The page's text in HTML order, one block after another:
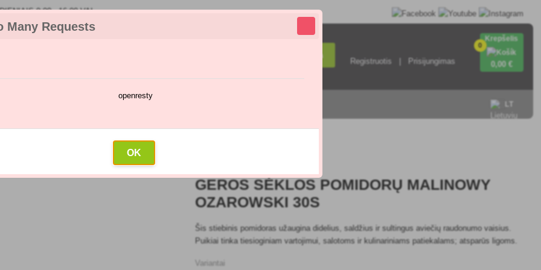
Many Requests
openresty
OK
9:00 - 16:00 VAL
Paieška
Registruotis Prisijungimas
0
Krepšelis
0,00 €
LT
sėklos Pomidorų Malinowy Ozarowski 30s
GEROS SĖKLOS POMIDORŲ MALINOWY
OZAROWSKI 30S
Šis stiebinis pomidoras užaugina didelius, saldžius ir sultingus aviečių raudonumo vaisius.
Puikiai tinka tiesioginiam vartojimui, salotoms ir kulinariniams patiekalams; atsparūs ligoms.
Variantai